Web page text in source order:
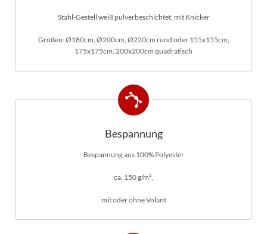
Stahl-Gestell weiß pulverbeschichtet, mit Knicker
Größen: Ø180cm, Ø200cm, Ø220cm rund oder 155x155cm,
175x175cm, 200x200cm quadratisch
Bespannung
Bespannung aus 100% Polyester
ca. 150 g/m²,
mit oder ohne Volant